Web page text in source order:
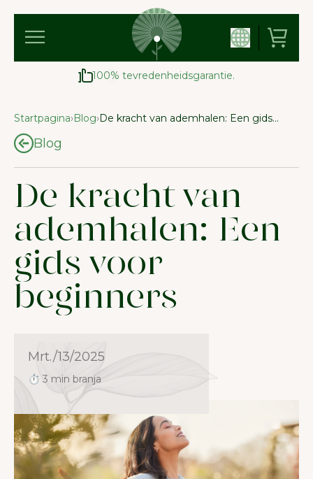
100% tevredenheidsgarantie.
Startpagina›Blog› De kracht van ademhalen: Een gids voor beginners
Blog
De kracht van
ademhalen: Een
gids voor
beginners
Mrt./13/2025
⏱ 3 min branja